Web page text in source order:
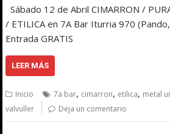
Sábado 12 de Abril CIMARRON /
/ ETILICA en 7A Bar Iturria 970
Entrada GRATIS
LEER MÁS
Inicio 7a bar, cimarron, etilica, metal
valvuller Deja un comentario